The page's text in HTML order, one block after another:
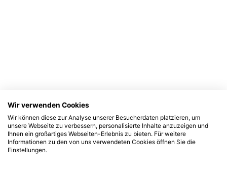
Wir verwenden Cookies
Wir können diese zur Analyse unserer Besucherdaten platzieren, um
unsere Webseite zu verbessern, personalisierte Inhalte anzuzeigen und
Ihnen ein großartiges Webseiten-Erlebnis zu bieten. Für weitere
Informationen zu den von uns verwendeten Cookies öffnen Sie die
Einstellungen.